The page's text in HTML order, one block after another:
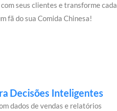
seus clientes e transforme cada
fã do sua Comida Chinesa!
Decisões Inteligentes
dados de vendas e relatórios